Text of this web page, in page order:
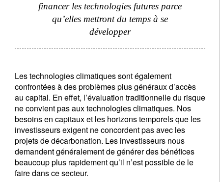
financer les technologies futures parce
qu’elles mettront du temps à se
développer
Les technologies climatiques sont également
confrontées à des problèmes plus généraux d’accès
au capital. En effet, l’évaluation traditionnelle du risque
ne convient pas aux technologies climatiques. Nos
besoins en capitaux et les horizons temporels que les
investisseurs exigent ne concordent pas avec les
projets de décarbonation. Les investisseurs nous
demandent généralement de générer des bénéfices
beaucoup plus rapidement qu’il n’est possible de le
faire dans ce secteur.